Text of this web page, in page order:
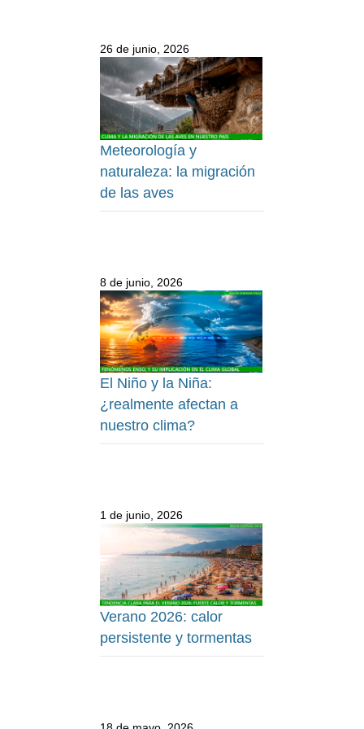
26 de junio, 2026
Meteorología y
naturaleza: la migración
de las aves
8 de junio, 2026
El Niño y la Niña:
¿realmente afectan a
nuestro clima?
1 de junio, 2026
Verano 2026: calor
persistente y tormentas